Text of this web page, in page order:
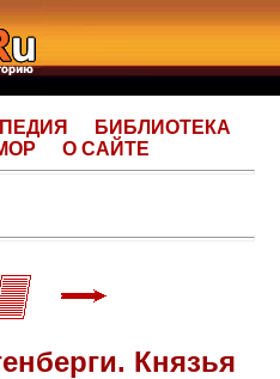
БИБЛИОТЕКА
О САЙТЕ
Князья